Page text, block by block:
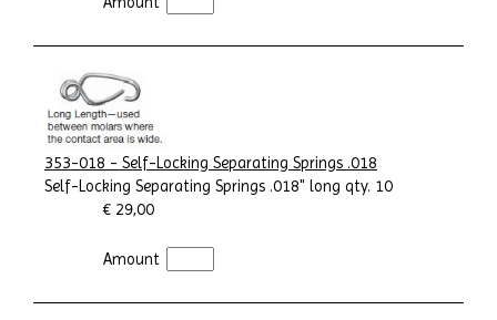
353-018 - Self-Locking Separating Springs .018
Self-Locking Separating Springs .018" long qty. 10
€ 29,00
Amount